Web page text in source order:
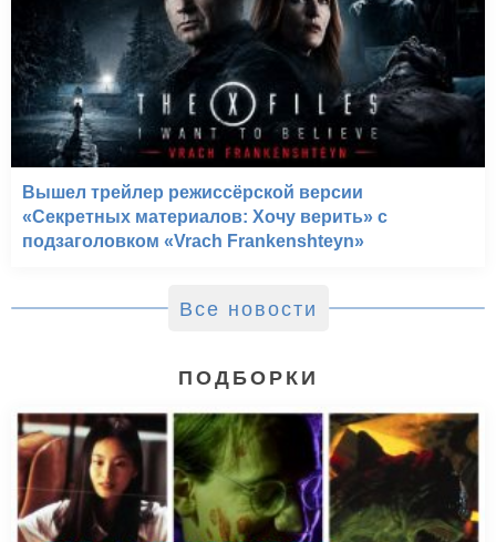
Вышел трейлер режиссёрской версии
«Секретных материалов: Хочу верить» с
подзаголовком «Vrach Frankenshteyn»
Все новости
ПОДБОРКИ